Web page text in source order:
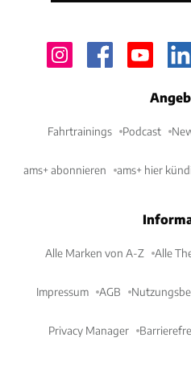
Fahrtrainings Podcast
ams+ abonnieren ams+ hier
Alle Marken von A-Z Alle
Impressum AGB
Privacy Manager